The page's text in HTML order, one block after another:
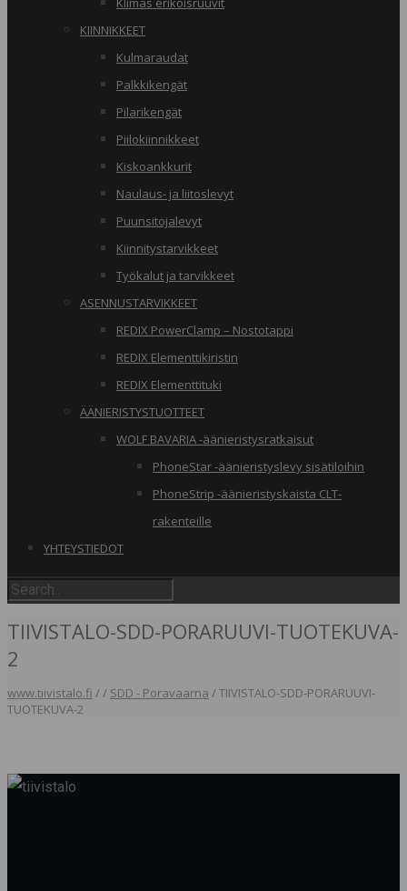
KIINNIKKEET
Kulmaraudat
Palkkikengät
Pilarikengät
Piilokiinnikkeet
Kiskoankkurit
Naulaus- ja liitoslevyt
Puunsitojalevyt
Kiinnitystarvikkeet
Työkalut ja tarvikkeet
ASENNUSTARVIKKEET
REDIX PowerClamp – Nostotappi
REDIX Elementtikiristin
REDIX Elementtituki
ÄÄNIERISTYSTUOTTEET
WOLF BAVARIA -äänieristysratkaisut
PhoneStar -äänieristyslevy sisätiloihin
PhoneStrip -äänieristyskaista CLT-
rakenteille
YHTEYSTIEDOT
TIIVISTALO-SDD-PORARUUVI-TUOTEKUVA-
2
www.tiivistalo.fi // SDD - Poravaarna /TIIVISTALO-SDD-PORARUUVI-
TUOTEKUVA-2